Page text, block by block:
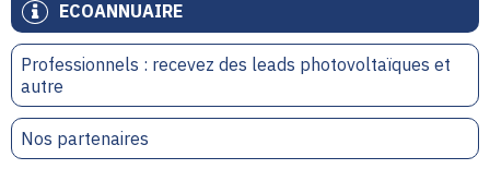
ECOANNUAIRE
Professionnels : recevez des leads photovoltaïques et
autre
Nos partenaires